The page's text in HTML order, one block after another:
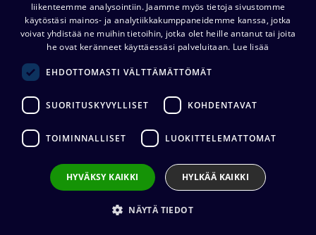
Neutrik XXS speakON
värikoodausperä NL4FXX-W-S
ja NL2FXX-W-S
1,85 (alv. 0 %)
Punainen, Oranssi, Keltainen, Violetti
[XXS-2] Neutrik XXS speakON värikoodausperä
NL4FXX-W-S ja NL2FXX-W-S (Punainen)
FINNISH
ENGLISH
liikenteemme analysointiin. Jaamme myös tietoja sivustomme
käytöstäsi mainos- ja analytiikkakumppaneidemme kanssa, jotka
voivat yhdistää ne muihin tietoihin, jotka olet heille antanut tai joita
he ovat keränneet käyttäessäsi palveluitaan. Lue lisää
EHDOTTOMASTI VÄLTTÄMÄTTÖMÄT
SUORITUSKYVYLLISET KOHDENTAVAT
TOIMINNALLISET LUOKITTELEMATTOMAT
HYVÄKSY KAIKKI HYLKÄÄ KAIKKI
NÄYTÄ TIEDOT